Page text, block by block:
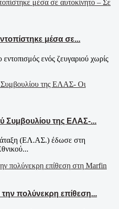
μέσα σε...
ενός ζευγαριού χωρίς
Συμβουλίου της ΕΛΑΣ-...
(ΕΛ.ΑΣ.) έδωσε στη
πολύνεκρη επίθεση...